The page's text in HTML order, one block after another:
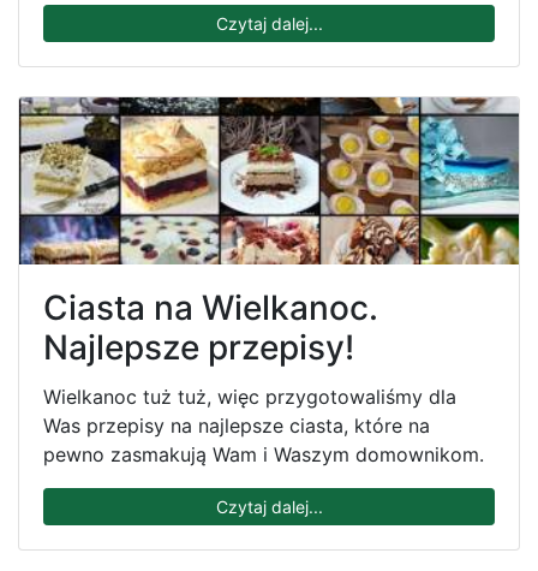
Czytaj dalej...
Ciasta na Wielkanoc.
Najlepsze przepisy!
Wielkanoc tuż tuż, więc przygotowaliśmy dla
Was przepisy na najlepsze ciasta, które na
pewno zasmakują Wam i Waszym domownikom.
Czytaj dalej...